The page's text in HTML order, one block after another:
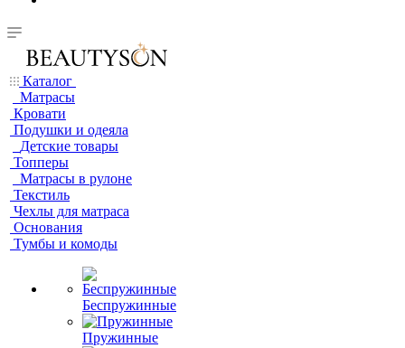
Каталог
Матрасы
Кровати
Подушки и одеяла
Детские товары
Топперы
Матрасы в рулоне
Текстиль
Чехлы для матраса
Основания
Тумбы и комоды
Беспружинные
Пружинные